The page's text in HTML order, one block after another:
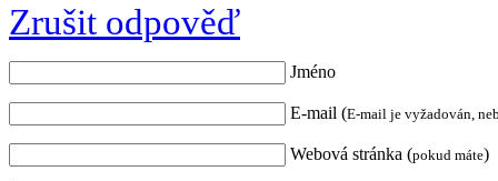
Zrušit odpověď
Jméno
E-mail (E-mail je vyžadován,
Webová stránka (pokud máte)